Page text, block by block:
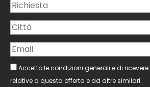
Accetto le condizioni generali e di
relative a questa offerta e ad altre similari